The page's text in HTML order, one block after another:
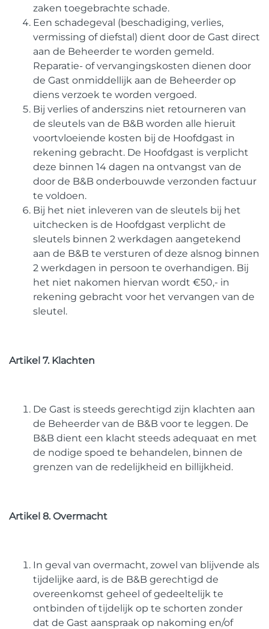
zaken toegebrachte schade.
Een schadegeval (beschadiging, verlies,
vermissing of diefstal) dient door de Gast direct
aan de Beheerder te worden gemeld.
Reparatie- of vervangingskosten dienen door
de Gast onmiddellijk aan de Beheerder op
diens verzoek te worden vergoed.
Bij verlies of anderszins niet retourneren van
de sleutels van de B&B worden alle hieruit
voortvloeiende kosten bij de Hoofdgast in
rekening gebracht. De Hoofdgast is verplicht
deze binnen 14 dagen na ontvangst van de
door de B&B onderbouwde verzonden factuur
te voldoen.
Bij het niet inleveren van de sleutels bij het
uitchecken is de Hoofdgast verplicht de
sleutels binnen 2 werkdagen aangetekend
aan de B&B te versturen of deze alsnog binnen
2 werkdagen in persoon te overhandigen. Bij
het niet nakomen hiervan wordt €50,- in
rekening gebracht voor het vervangen van de
sleutel.
Artikel 7. Klachten
De Gast is steeds gerechtigd zijn klachten aan
de Beheerder van de B&B voor te leggen. De
B&B dient een klacht steeds adequaat en met
de nodige spoed te behandelen, binnen de
grenzen van de redelijkheid en billijkheid.
Artikel 8. Overmacht
In geval van overmacht, zowel van blijvende als
tijdelijke aard, is de B&B gerechtigd de
overeenkomst geheel of gedeeltelijk te
ontbinden of tijdelijk op te schorten zonder
dat de Gast aanspraak op nakoming en/of